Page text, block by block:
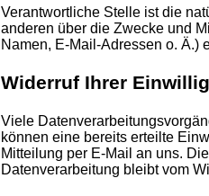
Verantwortliche Stelle ist die
anderen über die Zwecke und
Namen, E-Mail-Adressen o. Ä.)
Widerruf Ihrer
Viele
können eine bereits erteilte
Mitteilung per E-Mail an uns.
Datenverarbeitung bleibt vom